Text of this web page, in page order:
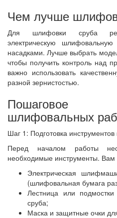
Чем лучше
Для шлифовки сруба
электрическую
насадками. Лучше выбрать
чтобы получить контроль над
важно использовать
разной зернистостью.
Пошаговое
шлифовальных
Шаг 1: Подготовка инструментов
Перед началом работы
необходимые инструменты. Вам
Электрическая
(шлифовальная бумага
Лестница или
сруба;
Маска и защитные очки